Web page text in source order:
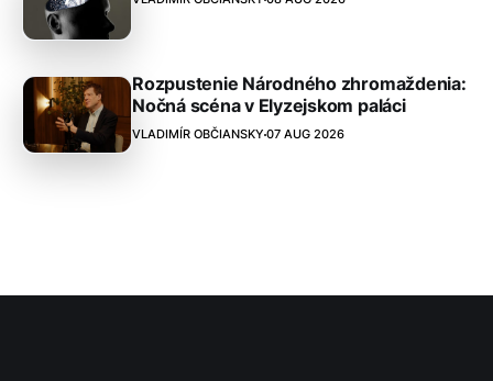
Rozpustenie Národného zhromaždenia:
Nočná scéna v Elyzejskom paláci
VLADIMÍR OBČIANSKY 07 AUG 2026